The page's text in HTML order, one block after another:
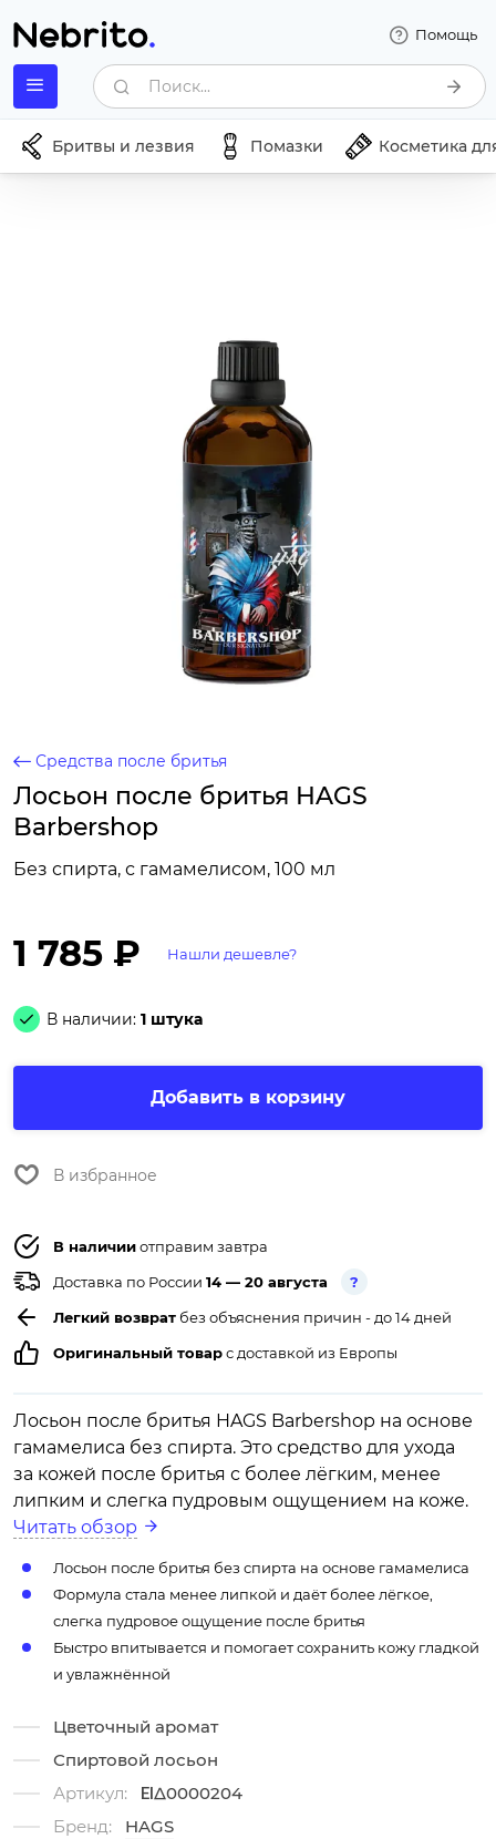
Помощь
Поиск...
Бритвы и лезвия Помазки Косметика
Средства после бритья
Лосьон после бритья HAGS
Barbershop
Без спирта, с гамамелисом, 100 мл
1 785 ₽ Нашли дешевле?
В наличии: 1 штука
Добавить в корзину
В избранное
В наличииотправим завтра
Доставка по России 14 — 20 августа
?
Легкий возврат без объяснения причин - до 14 дней
Оригинальный товарс доставкой из Европы
Лосьон после бритья HAGS Barbershop на основе
гамамелиса без спирта. Это средство для ухода
за кожей после бритья с более лёгким, менее
липким и слегка пудровым ощущением на коже.
Читать обзор
Лосьон после бритья без спирта на основе гамамелиса
Формула стала менее липкой и даёт более лёгкое,
слегка пудровое ощущение после бритья
Быстро впитывается и помогает сохранить кожу гладкой
и увлажнённой
Цветочный аромат
Спиртовой лосьон
Артикул:
ΕΙΔ0000204
Бренд:
HAGS